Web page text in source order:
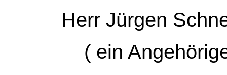
Herr Jürgen
( ein